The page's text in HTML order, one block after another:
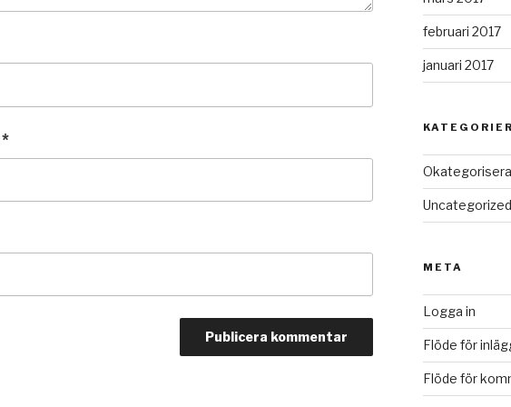
*
februari 2017
januari 2017
KATEGORIER
Uncategorized
META
Logga in
Flöde för
Flöde för